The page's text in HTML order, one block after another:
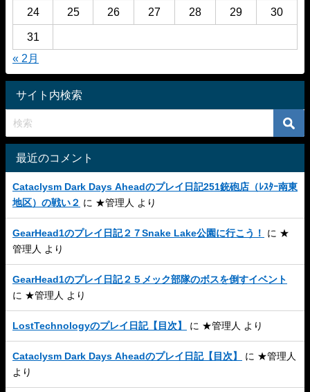
24 25 26 27 28 29 30
31
« 2月
サイト内検索
最近のコメント
Cataclysm Dark Days Aheadのプレイ日記251銃砲店（ﾚｽﾀｰ南東
地区）の戦い２ に ★管理人 より
GearHead1のプレイ日記２７Snake Lake公園に行こう！ に ★
管理人
より
GearHead1のプレイ日記２５メック部隊のボスを倒すイベント
に ★管理人 より
LostTechnologyのプレイ日記【目次】 に ★管理人 より
Cataclysm Dark Days Aheadのプレイ日記【目次】 に ★管理人
より